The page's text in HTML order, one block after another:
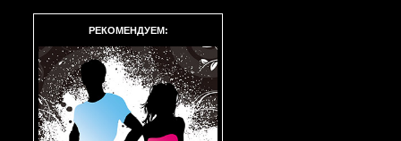
РЕКОМЕНДУЕМ: